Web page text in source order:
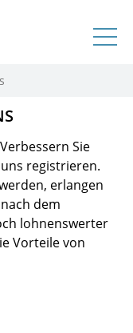
Sie
registrieren.
erlangen
dem
lohnenswerter
Vorteile von